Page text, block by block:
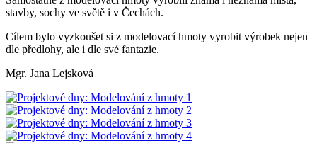
stavby, sochy ve světě i v Čechách.
Cílem bylo vyzkoušet si z modelovací hmoty vyrobit výrobek nejen
dle předlohy, ale i dle své fantazie.
Mgr. Jana Lejsková